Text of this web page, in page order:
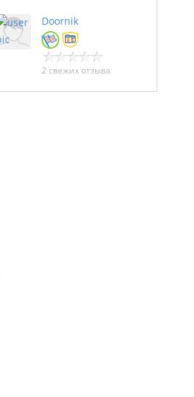
Doornik
2 свежих отзыва